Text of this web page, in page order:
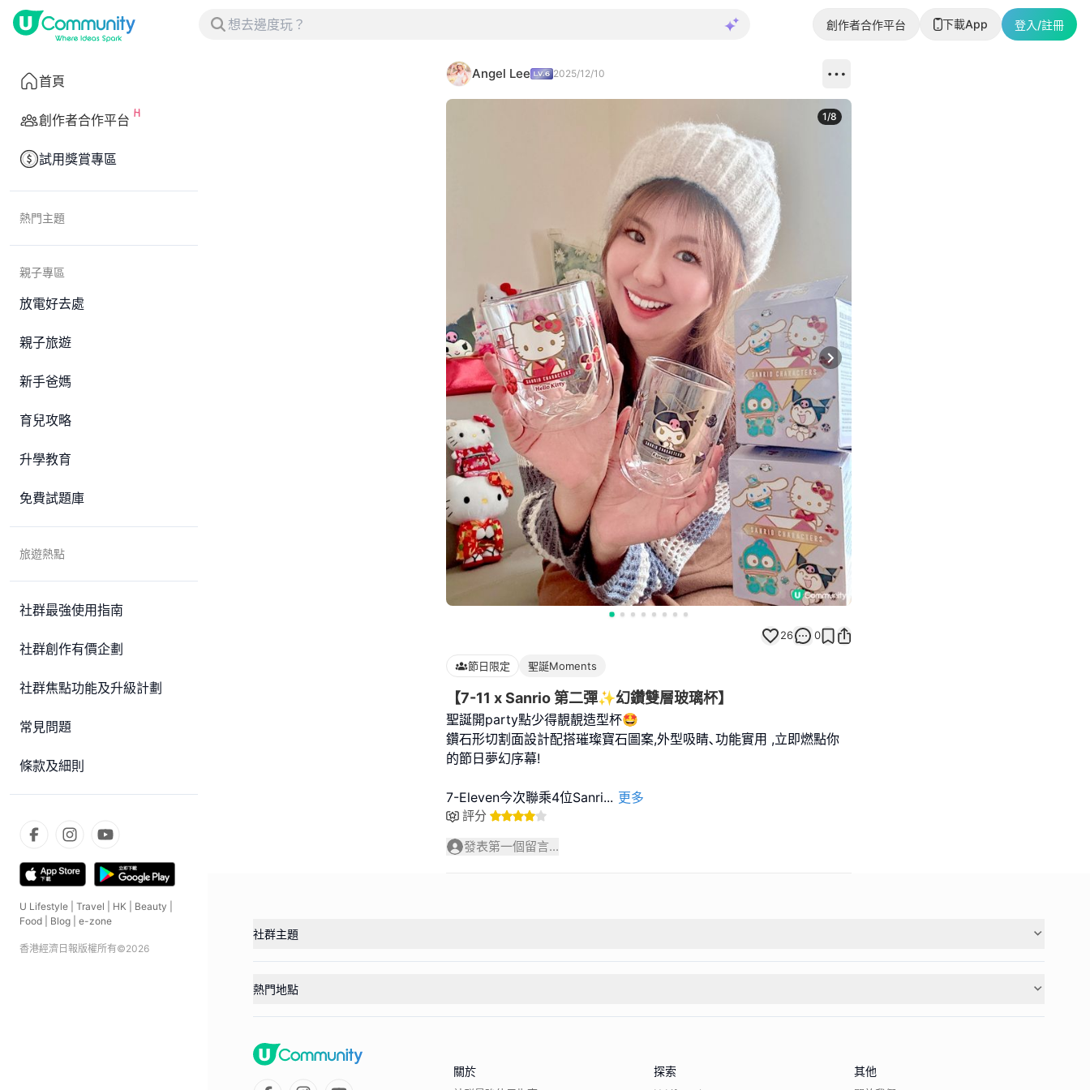
創作者合作平台 下載App 登入/註冊
首頁
創作者合作平台
試用獎賞專區
熱門主題
親子專區
放電好去處
親子旅遊
新手爸媽
育兒攻略
升學教育
免費試題庫
旅遊熱點
社群最強使用指南
社群創作有價企劃
社群焦點功能及升級計劃
常見問題
條款及細則
U Lifestyle Travel HK Beauty
Food
Blog e-zone
香港經濟日報版權所有©2026
Angel Lee 2025/12/10
Next slide
1/8
26 0
節日限定 聖誕Moments
【7-11 x Sanrio 第二彈✨幻鑽雙層玻璃杯】
聖誕開party點少得靚靚造型杯🤩
鑽石形切割面設計配搭璀璨寶石圖案,外型吸睛､功能實用 ,立即燃點你
的節日夢幻序幕!
7-Eleven今次聯乘4位Sanri... 更多
評分
發表第一個留言...
社群主題
熱門地點
關於 探索 其他